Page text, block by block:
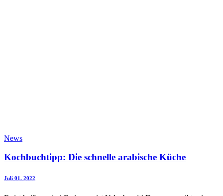
News
Kochbuchtipp: Die schnelle arabische Küche
Juli 01. 2022